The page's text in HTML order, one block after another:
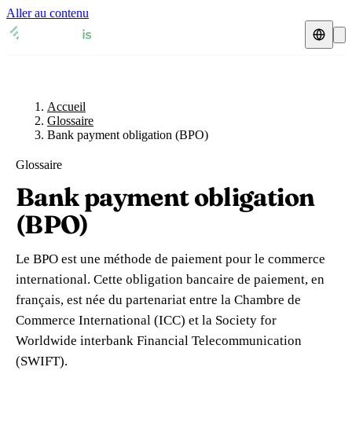
Aller au contenu
🇫🇷 France
🇬🇧 Royaume-Uni
🇧🇪 Belgique
🇮🇹 Italie
🇳🇴
🇱🇺 Luxembourg
Fiches TVA
🇫🇷 France
🇬🇧
🇨🇭 Suisse
Belgique
🇩🇪 Allemagne
🇮🇹 Italie
🇳🇴 Norvège
Expert-comptable
Expert-comptable e-commerce
Expert-comptable Amazon
Ressources & Blog
Blog
Glossaire
Vérifier un n° TVA
Simulateur n° TVA
Accueil
Glossaire
Bank payment obligation (BPO)
Glossaire
Bank payment obligation
(BPO)
Le BPO est une méthode de paiement pour le commerce
international. Cette obligation bancaire de paiement, en
français, est née du partenariat entre la Chambre de
Commerce International (ICC) et la Society for
Worldwide interbank Financial Telecommunication
(SWIFT).